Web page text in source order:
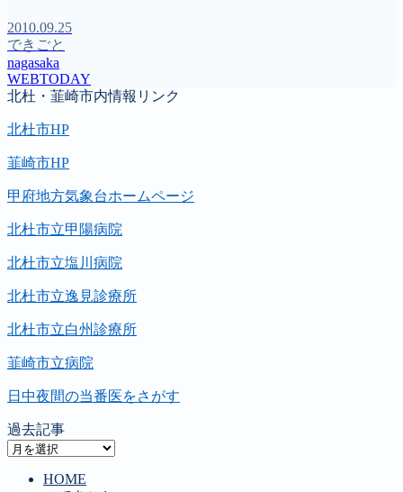
2010.09.25
できごと
nagasaka
WEBTODAY
北杜・韮崎市内情報リンク
北杜市HP
韮崎市HP
甲府地方気象台ホームページ
北杜市立甲陽病院
北杜市立塩川病院
北杜市立逸見診療所
北杜市立白州診療所
韮崎市立病院
日中夜間の当番医をさがす
過去記事
過
HOME